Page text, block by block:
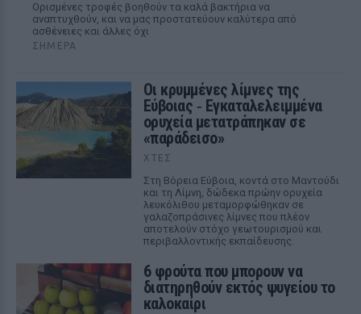
Ορισμένες τροφές βοηθούν τα καλά βακτήρια να
αναπτυχθούν, και να μας προστατεύουν καλύτερα από
ασθένειες και άλλες όχι
ΣΉΜΕΡΑ
Οι κρυμμένες λίμνες της
Εύβοιας ‑ Εγκαταλελειμμένα
ορυχεία μετατράπηκαν σε
«παράδεισο»
ΧΤΕΣ
Στη Βόρεια Εύβοια, κοντά στο Μαντούδι
και τη Λίμνη, δώδεκα πρώην ορυχεία
λευκόλιθου μεταμορφώθηκαν σε
γαλαζοπράσινες λίμνες που πλέον
αποτελούν στόχο γεωτουρισμού και
περιβαλλοντικής εκπαίδευσης.
6 φρούτα που μπορουν να
διατηρηθούν εκτός ψυγείου το
καλοκαίρι